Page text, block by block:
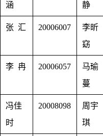
涵
静
张 汇 20006007
李昕
窈
李 冉 20006057
马瑜
蔓
冯佳
时
20008098
周宇
琪